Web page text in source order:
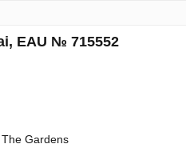
EAU № 715552
The Gardens